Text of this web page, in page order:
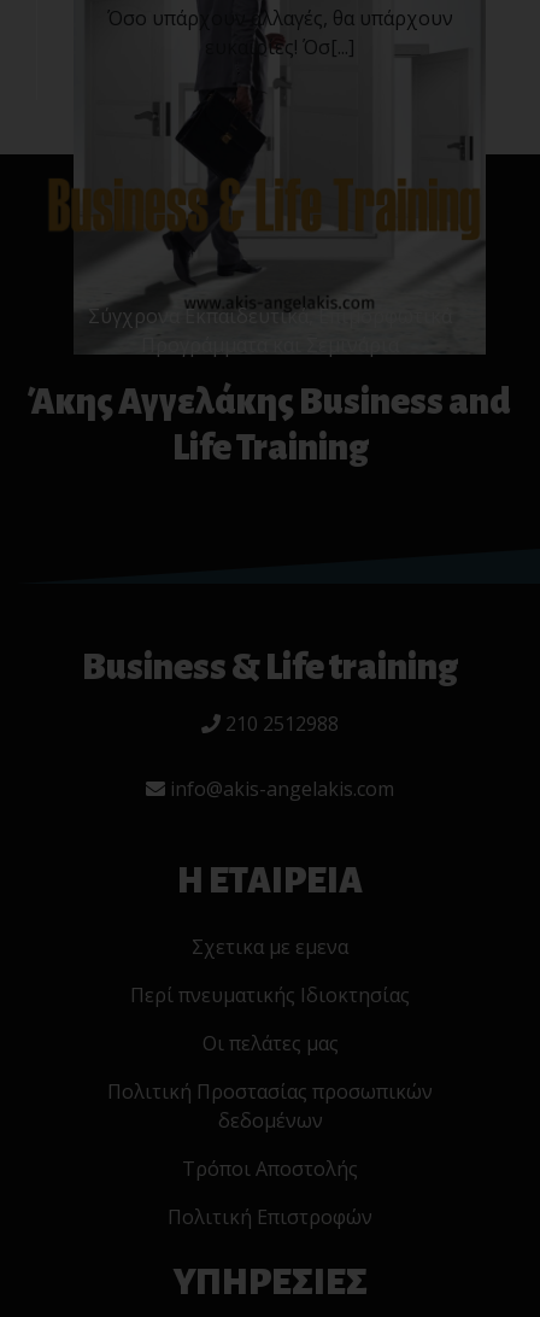
Όσο υπάρχουν αλλαγές, θα υπάρχουν
ευκαιρίες! Όσ[...]
Σύγχρονα Εκπαιδευτικά, Επιμορφωτικά
Άκης Αγγελάκης Business and
Life Training
Business & Life training
210 2512988
info@akis-angelakis.com
Η ΕΤΑΙΡΕΙΑ
Σχετικα με εμενα
Περί πνευματικής Ιδιοκτησίας
Οι πελάτες μας
Πολιτική Προστασίας προσωπικών
δεδομένων
Τρόποι Αποστολής
Πολιτική Επιστροφών
ΥΠΗΡΕΣΙΕΣ